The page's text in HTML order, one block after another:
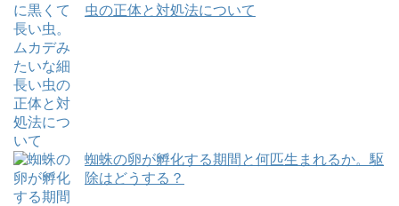
虫の正体と対処法について
蜘蛛の卵が孵化する期間と何匹生まれるか。駆
除はどうする？